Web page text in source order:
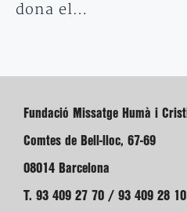
dona el…
Fundació Missatge Humà i
Comtes de Bell-lloc, 67-69
08014 Barcelona
T. 93 409 27 70 / 93 409 28 10